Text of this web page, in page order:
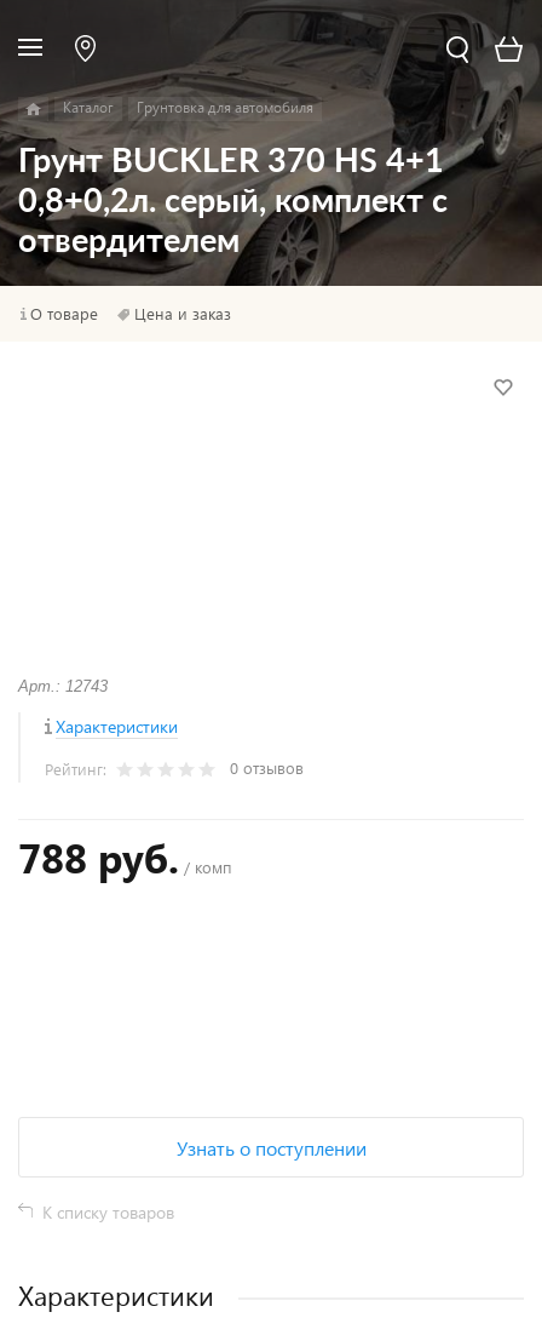
Каталог Грунтовка для автомобиля
Грунт BUCKLER 370 HS 4+1
0,8+0,2л. серый, комплект с
отвердителем
О товаре Цена и заказ
Арт.: 12743
Характеристики
Рейтинг: 0 отзывов
788 руб. / комп
Узнать о поступлении
К списку товаров
Характеристики